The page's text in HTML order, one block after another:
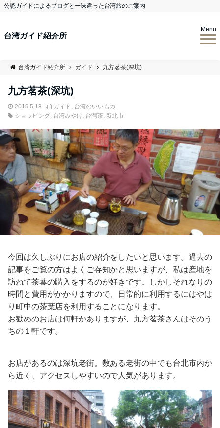
公認ガイドによるブログと一味違った台湾旅のご案内
台湾ガイド紹介所
Menu
台湾ガイド紹介所 ガイド 九方茗茶(深坑)
九方茗茶(深坑)
2019.5.18 ガイド , 台湾のいいもの
ショッピング, 台湾みやげ, 台灣茶, 新北市
今回は久しぶりにお店の紹介をしたいと思います。過去の
記事をご覧の方はよくご存知かと思いますが、私は産地を
訪ねて茶葉の購入をするのが好きです。しかしそれなりの
時間と費用がかかりますので、日常的に利用するにはやは
り町中の茶葉店を利用することになります。
お勧めのお店は何軒かありますが、九方茗茶さんはそのう
ちの１軒です。
お店があるのは深坑老街。数ある老街の中でも台北市内か
ら近く、アクセスしやすいので人気があります。